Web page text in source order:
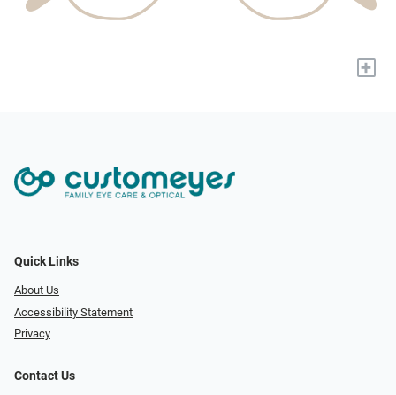
+
Quick Links
About Us
Accessibility Statement
Privacy
Contact Us